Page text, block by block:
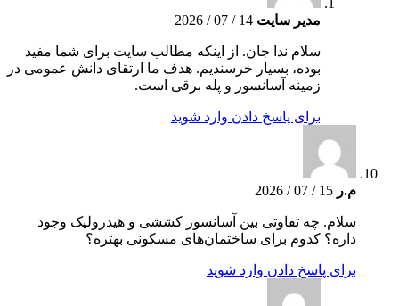
مدیر سایت 14 / 07 / 2026
سلام ندا جان. از اینکه مطالب سایت برای شما مفید
بوده، بسیار خرسندیم. هدف ما ارتقای دانش عمومی در
زمینه آسانسور و پله برقی است.
برای پاسخ دادن وارد شوید
م.ر 15 / 07 / 2026
سلام. چه تفاوتی بین آسانسور کششی و هیدرولیک وجود
داره؟ کدوم برای ساختمان‌های مسکونی بهتره؟
برای پاسخ دادن وارد شوید